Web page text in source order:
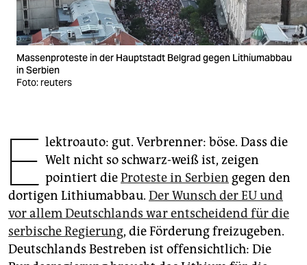
shop
fragen & hilfe
unterstützen
genossenschaft
epaper login
Massenproteste in der Hauptstadt Belgrad gegen Lithiumabbau
in Serbien
Foto: reuters
E lektroauto: gut. Verbrenner: böse. Dass die
Welt nicht so schwarz-weiß ist, zeigen
pointiert dieProteste in Serbien gegen den
dortigen Lithiumabbau. Der Wunsch der EU und
vor allem Deutschlands war entscheidend für die
serbische Regierung, die Förderung freizugeben.
Deutschlands Bestreben ist offensichtlich: Die